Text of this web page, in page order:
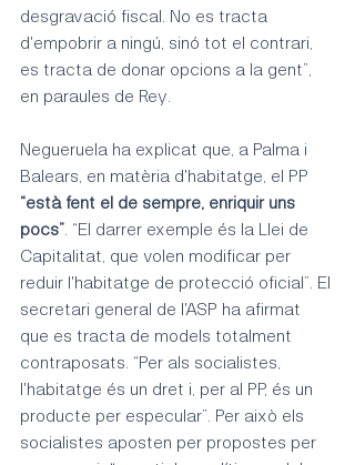
desgravació fiscal. No es tracta
d'empobrir a ningú, sinó tot el contrari,
es tracta de donar opcions a la gent”,
en paraules de Rey.
Negueruela ha explicat que, a Palma i
Balears, en matèria d'habitatge, el PP
“està fent el de sempre, enriquir uns
pocs” . “El darrer exemple és la Llei de
Capitalitat, que volen modificar per
reduir l'habitatge de protecció oficial”. El
secretari general de l'ASP ha afirmat
que es tracta de models totalment
contraposats. “Per als socialistes,
l'habitatge és un dret i, per al PP, és un
producte per especular”. Per això els
socialistes aposten per propostes per